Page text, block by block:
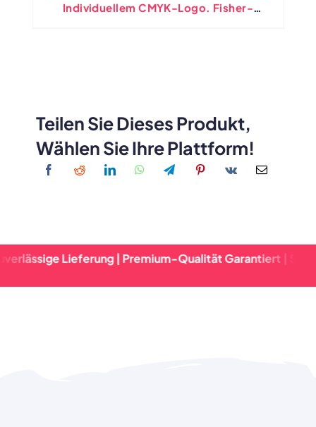
Individuellem CMYK-Logo. Fisher-
Teilen Sie Dieses Produkt,
Wählen Sie Ihre Plattform!
| Premium-Qualität Garantiert | Schnelle